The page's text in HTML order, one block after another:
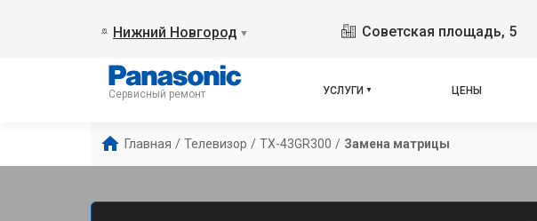
Нижний Новгород ▼ Советская площадь, 5
Сервисный ремонт УСЛУГИ ЦЕНЫ
Главная / Телевизор / TX-43GR300 / Замена матрицы